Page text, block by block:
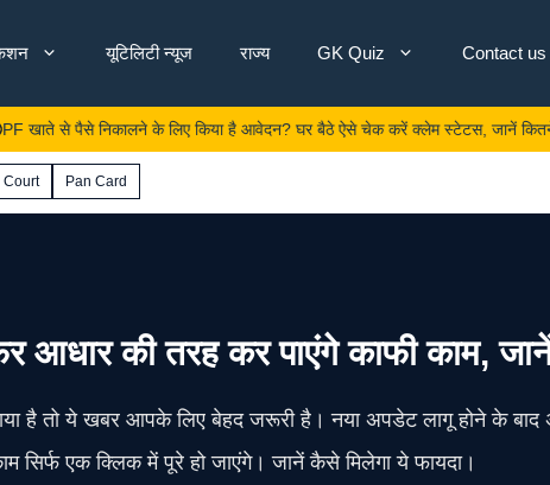
यूटिलिटी न्यूज राज्य GK Quiz Contact us
से पैसे निकालने के लिए किया है आवेदन? घर बैठे ऐसे चेक करें क्लेम स्टेटस, जानें कितने पैसे हुए
Court Pan Card
आधार की तरह कर पाएंगे काफी काम,
है तो ये खबर आपके लिए बेहद जरूरी है। नया अपडेट लागू होने के बाद
सिर्फ एक क्लिक में पूरे हो जाएंगे। जानें कैसे मिलेगा ये फायदा।